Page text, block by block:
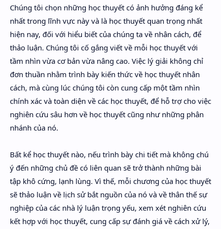
Chúng tôi chọn những học thuyết có ảnh hưởng đáng kể
nhất trong lĩnh vực này và là học thuyết quan trọng nhất
hiện nay, đối với hiểu biết của chúng ta về nhân cách, để
thảo luận. Chúng tôi cố gắng viết về mỗi học thuyết với
tầm nhìn vừa cơ bản vừa nâng cao. Việc lý giải không chỉ
đơn thuần nhằm trình bày kiến thức về học thuyết nhân
cách, mà cùng lúc chúng tôi còn cung cấp một tầm nhìn
chính xác và toàn diện về các học thuyết, để hỗ trợ cho việc
nghiên cứu sâu hơn về học thuyết cũng như những phân
nhánh của nó.
Bất kể học thuyết nào, nếu trình bày chi tiết mà không chú
ý đến những chủ đề có liên quan sẽ trở thành những bài
tập khô cứng, lạnh lùng. Vì thế, mỗi chương của học thuyết
sẽ thảo luận về lịch sử bắt nguồn của nó và về thân thế sự
nghiệp của các nhà lý luận trọng yếu, xem xét nghiên cứu
kết hợp với học thuyết, cung cấp sự đánh giá về cách xử lý,